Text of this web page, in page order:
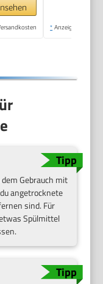
* Anzeige
Gebrauch mit
angetrocknete
sind. Für
Spülmittel